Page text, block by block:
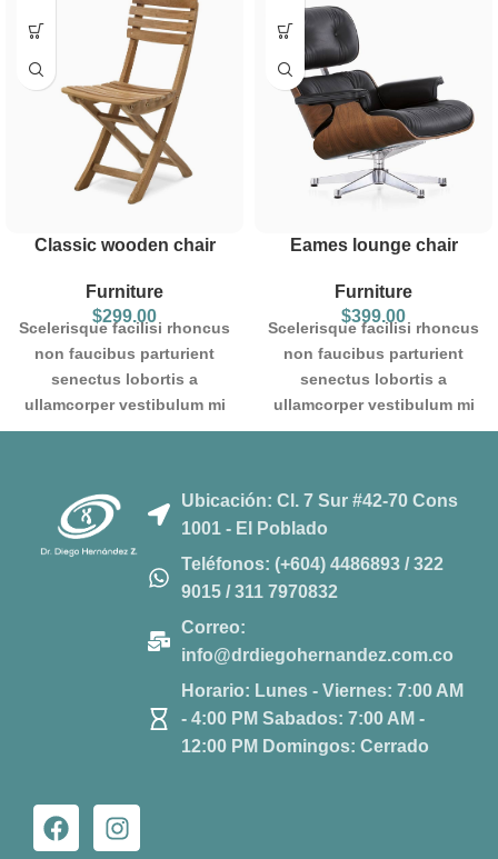
Classic wooden chair
Furniture
$299.00
Scelerisque facilisi rhoncus
non faucibus parturient
senectus lobortis a
ullamcorper vestibulum mi
nibh ultricies a parturient
in scelerisque leo aptent
per at vitae ante eleifend
mollis adipiscing.
Eames lounge chair
Furniture
$399.00
Scelerisque facilisi rhoncus
non faucibus parturient
senectus lobortis a
ullamcorper vestibulum mi
nibh ultricies a parturient
in scelerisque leo aptent
per at vitae ante eleifend
mollis adipiscing.
Ubicación: Cl. 7 Sur #42-70 Cons
1001 - El Poblado
Teléfonos: (+604) 4486893 / 322
9015 / 311 7970832
Correo:
info@drdiegohernandez.com.co
Horario: Lunes - Viernes: 7:00 AM
- 4:00 PM Sabados: 7:00 AM -
12:00 PM Domingos: Cerrado